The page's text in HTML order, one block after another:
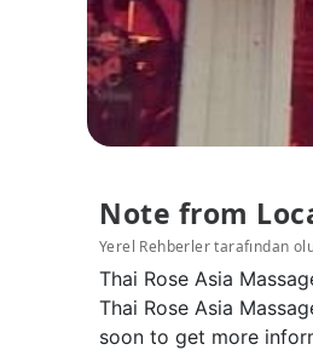
Note from
Yerel Rehberler tarafından
Thai Rose Asia
Thai Rose Asia
soon to get more